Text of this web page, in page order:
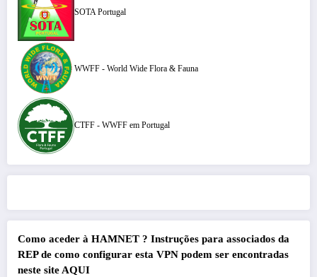
SOTA Portugal
WWFF - World Wide Flora & Fauna
CTFF - WWFF em Portugal
Como aceder à HAMNET ? Instruções para associados da
REP de como configurar esta VPN podem ser encontradas
neste site AQUI